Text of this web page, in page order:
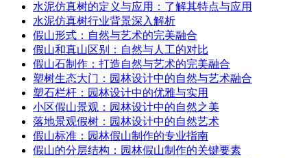
水泥仿真树的定义与应用：了解其特点与应用
水泥仿真树行业背景深入解析
假山形式：自然与艺术的完美融合
假山和真山区别：自然与人工的对比
假山石制作：打造自然与艺术的完美融合
塑树生态大门：园林设计中的自然与艺术融合
塑石栏杆：园林设计中的优雅与实用
小区假山景观：园林设计中的自然之美
落地景观假树：园林设计中的自然艺术
假山标准：园林假山制作的专业指南
假山的分层结构：园林假山制作的关键要素